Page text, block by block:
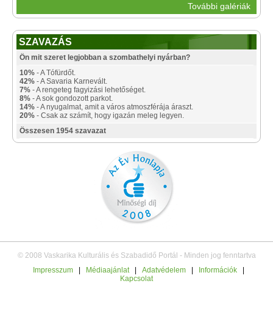
További galériák
SZAVAZÁS
Ön mit szeret legjobban a szombathelyi nyárban?
10% - A Tófürdőt.
42% - A Savaria Karnevált.
7% - A rengeteg fagyizási lehetőséget.
8% - A sok gondozott parkot.
14% - A nyugalmat, amit a város atmoszférája áraszt.
20% - Csak az számít, hogy igazán meleg legyen.
Összesen 1954 szavazat
© 2008 Vaskarika Kulturális és Szabadidő Portál - Minden jog fenntartva
Impresszum
Médiaajánlat Adatvédelem Információk
Kapcsolat